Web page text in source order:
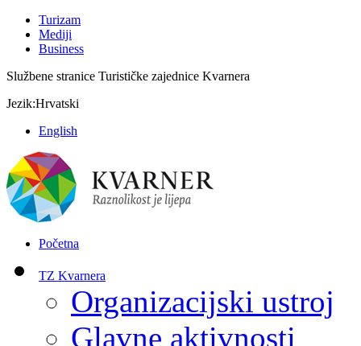
Turizam
Mediji
Business
Službene stranice Turističke zajednice Kvarnera
Jezik:Hrvatski
English
Početna
TZ Kvarnera
Organizacijski ustroj
Glavne aktivnosti